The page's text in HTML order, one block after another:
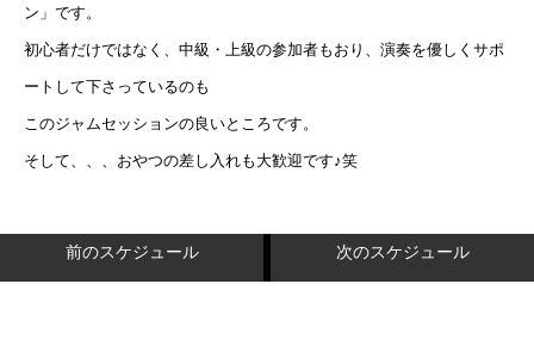
ン」です。
初心者だけではなく、中級・上級の参加者もおり、演奏を優しくサポ
ートして下さっているのも
このジャムセッションの良いところです。
そして、、、おやつの差し入れも大歓迎です♪笑
前のスケジュール 次のスケジュール